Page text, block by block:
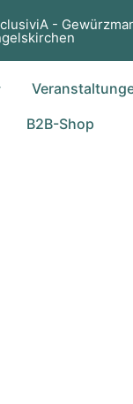
-
Küche
B2B-Shop